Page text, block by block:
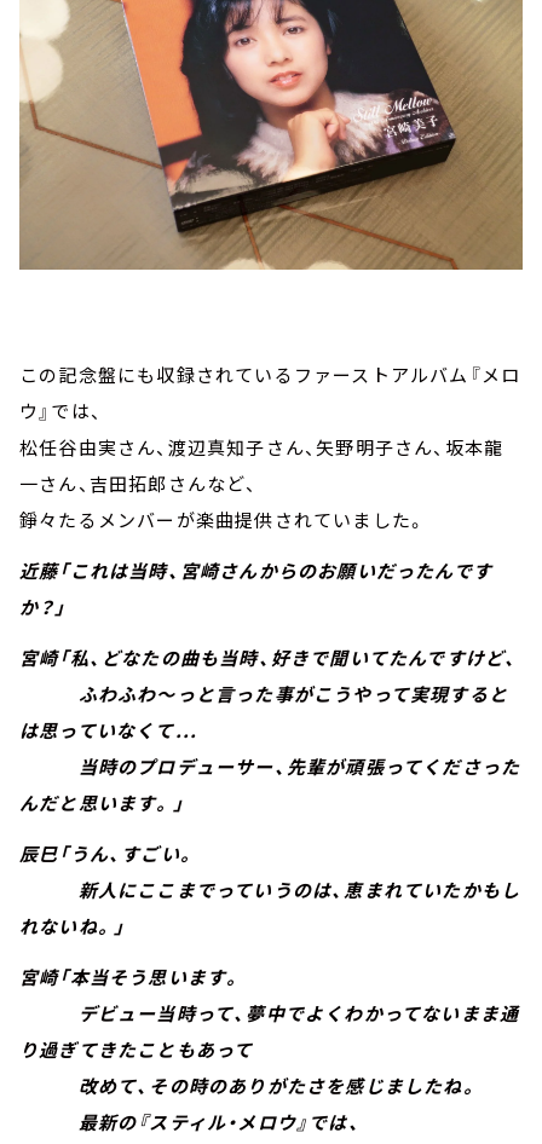
この記念盤にも収録されているファーストアルバム『メロ
ウ』では、
松任谷由実さん、渡辺真知子さん、矢野明子さん、坂本龍
一さん、吉田拓郎さんなど、
錚々たるメンバーが楽曲提供されていました。
近藤「これは当時、宮崎さんからのお願いだったんです
か？」
宮崎「私、どなたの曲も当時、好きで聞いてたんですけど、
ふわふわ～っと言った事がこうやって実現すると
は思っていなくて...
当時のプロデューサー、先輩が頑張ってくださった
んだと思います。」
辰巳「うん、すごい。
新人にここまでっていうのは、恵まれていたかもし
れないね。」
宮崎「本当そう思います。
デビュー当時って、夢中でよくわかってないまま通
り過ぎてきたこともあって
改めて、その時のありがたさを感じましたね。
最新の『スティル・メロウ』では、